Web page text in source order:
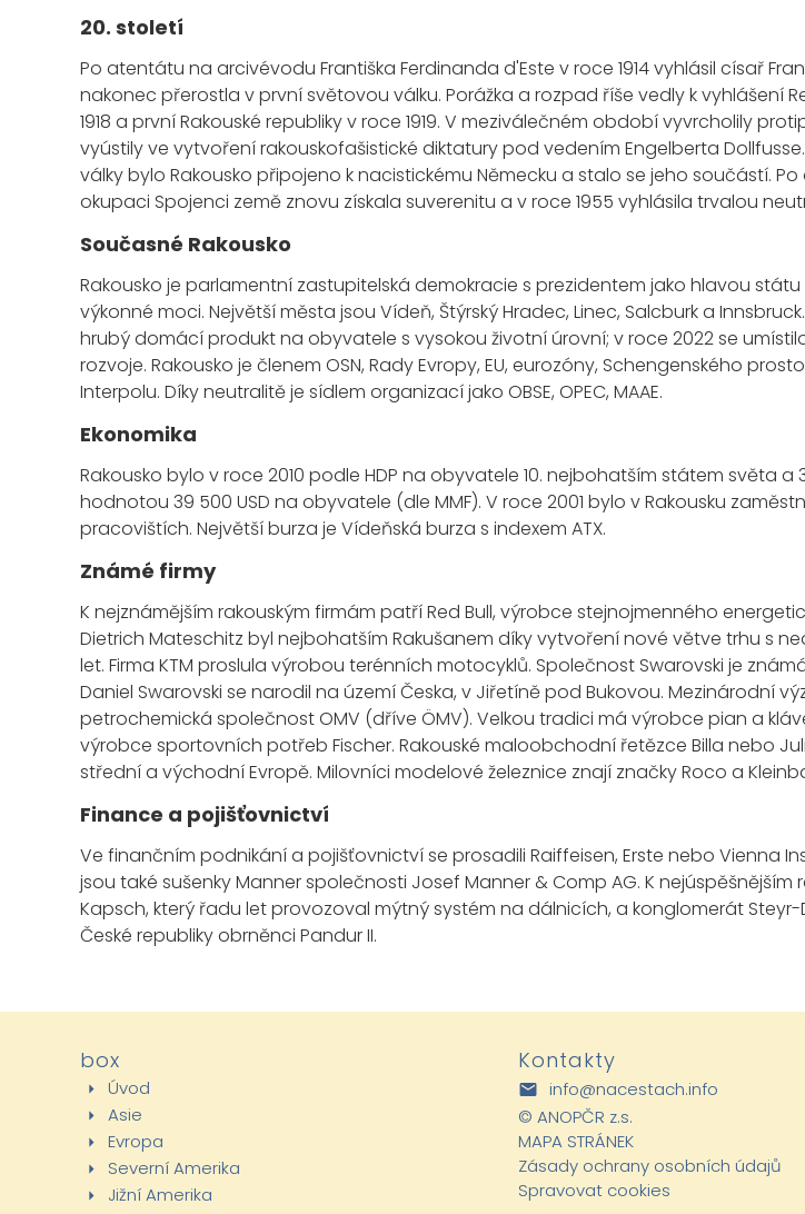
20. století
Po atentátu na arcivévodu Františka Ferdinanda d'Este v roce 1914 vyhlásil císař
nakonec přerostla v první světovou válku. Porážka a rozpad říše vedly k vyhlášení
1918 a první Rakouské republiky v roce 1919. V meziválečném období vyvrcholily
vyústily ve vytvoření rakouskofašistické diktatury pod vedením Engelberta
války bylo Rakousko připojeno k nacistickému Německu a stalo se jeho součástí.
okupaci Spojenci země znovu získala suverenitu a v roce 1955 vyhlásila trvalou
Současné Rakousko
Rakousko je parlamentní zastupitelská demokracie s prezidentem jako hlavou
výkonné moci. Největší města jsou Vídeň, Štýrský Hradec, Linec, Salcburk a
hrubý domácí produkt na obyvatele s vysokou životní úrovní; v roce 2022 se
rozvoje. Rakousko je členem OSN, Rady Evropy, EU, eurozóny, Schengenského
Interpolu. Díky neutralitě je sídlem organizací jako OBSE, OPEC, MAAE.
Ekonomika
Rakousko bylo v roce 2010 podle HDP na obyvatele 10. nejbohatším státem světa a
hodnotou 39 500 USD na obyvatele (dle MMF). V roce 2001 bylo v Rakousku
pracovištích. Největší burza je Vídeňská burza s indexem ATX.
Známé firmy
K nejznámějším rakouským firmám patří Red Bull, výrobce stejnojmenného
Dietrich Mateschitz byl nejbohatším Rakušanem díky vytvoření nové větve trhu s
let. Firma KTM proslula výrobou terénních motocyklů. Společnost Swarovski je
Daniel Swarovski se narodil na území Česka, v Jiřetíně pod Bukovou. Mezinárodní
petrochemická společnost OMV (dříve ÖMV). Velkou tradici má výrobce pian a
výrobce sportovních potřeb Fischer. Rakouské maloobchodní řetězce Billa nebo
střední a východní Evropě. Milovníci modelové železnice znají značky Roco a
Finance a pojišťovnictví
Ve finančním podnikání a pojišťovnictví se prosadili Raiffeisen, Erste nebo Vienna
jsou také sušenky Manner společnosti Josef Manner & Comp AG. K nejúspěšnějším
Kapsch, který řadu let provozoval mýtný systém na dálnicích, a konglomerát Steyr-
České republiky obrněnci Pandur II.
box
Úvod
Asie
Evropa
Severní Amerika
Jižní Amerika
Kontakty
info@nacestach.info
© ANOPČR z.s.
MAPA STRÁNEK
Zásady ochrany osobních údajů
Spravovat cookies